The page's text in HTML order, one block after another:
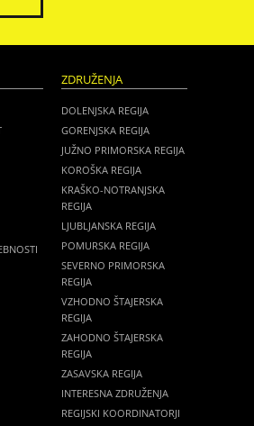
ZDRUŽENJA
DOLENJSKA REGIJA
GORENJSKA REGIJA
JUŽNO PRIMORSKA REGIJA
KOROŠKA REGIJA
KRAŠKO-NOTRANJSKA
REGIJA
LJUBLJANSKA REGIJA
POMURSKA REGIJA
SEVERNO PRIMORSKA
REGIJA
VZHODNO ŠTAJERSKA
REGIJA
ZAHODNO ŠTAJERSKA
REGIJA
ZASAVSKA REGIJA
INTERESNA ZDRUŽENJA
REGIJSKI KOORDINATORJI